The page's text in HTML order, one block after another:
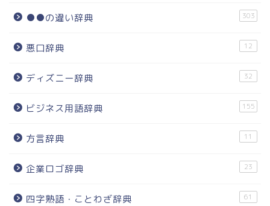
●●の違い辞典 303
悪口辞典 12
ディズニー辞典 32
ビジネス用語辞典 155
方言辞典 11
企業ロゴ辞典 23
四字熟語・ことわざ辞典 61